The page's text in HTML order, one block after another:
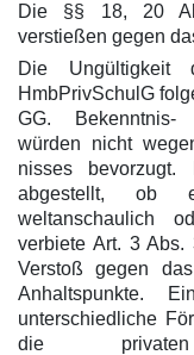
Die §§ 18, 20
verstießen gegen
Die
HmbPrivSchulG
GG. Bekenntnis-
würden nicht
nisses bevorzugt.
abgestellt, ob
weltanschaulich
verbiete Art. 3
Verstoß gegen
Anhaltspunkte.
unterschiedliche
die